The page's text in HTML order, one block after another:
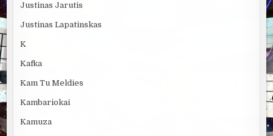
Justinas Jarutis
Justinas Lapatinskas
K
Kafka
Kam Tu Meldies
Kambariokai
Kamuza